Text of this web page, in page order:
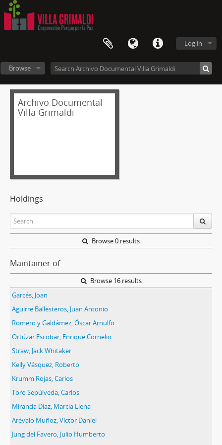
Log in
Browse
Archivo Documental
Villa Grimaldi
Holdings
Browse 0 results
Maintainer of
Browse 16 results
Garcés, Joan
Aguirre Ballesteros, Juan Antonio
Romero y Galdámez, Óscar Arnulfo
Ortúzar Escobar, Enrique Cornelio
Straw, Jack Whitaker
Kelly Vásquez, Roberto
Krumm Rojas, Carlos
Toro Sepúlveda, Carlos
Miranda Díaz, Marcia Elena
Arévalo Muñoz, Víctor Daniel
Jung del Favero, Julio Humberto